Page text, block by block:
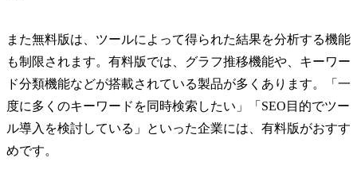
また無料版は、ツールによって得られた結果を分析する機能
も制限されます。有料版では、グラフ推移機能や、キーワー
ド分類機能などが搭載されている製品が多くあります。「一
度に多くのキーワードを同時検索したい」「SEO目的でツー
ル導入を検討している」といった企業には、有料版がおすす
めです。